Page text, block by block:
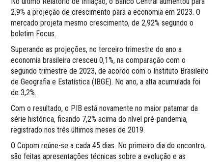
2,9% a projeção de crescimento para a economia em 2023. O
mercado projeta mesmo crescimento, de 2,92% segundo o
boletim Focus.
Superando as projeções, no terceiro trimestre do ano a
economia brasileira cresceu 0,1%, na comparação com o
segundo trimestre de 2023, de acordo com o Instituto Brasileiro
de Geografia e Estatística (IBGE). No ano, a alta acumulada foi
de 3,2%.
Com o resultado, o PIB está novamente no maior patamar da
série histórica, ficando 7,2% acima do nível pré-pandemia,
registrado nos três últimos meses de 2019.
O Copom reúne-se a cada 45 dias. No primeiro dia do encontro,
são feitas apresentações técnicas sobre a evolução e as